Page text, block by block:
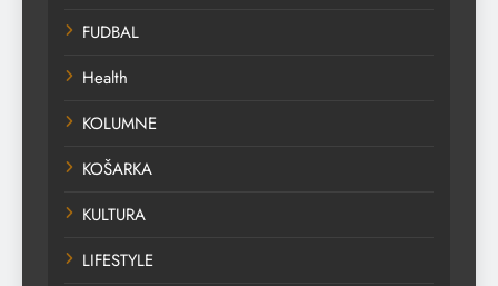
FUDBAL
Health
KOLUMNE
KOŠARKA
KULTURA
LIFESTYLE